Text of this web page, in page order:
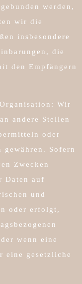
werden,
wir die
insbesondere
die
den Empfängern
Wir
andere Stellen
oder
Sofern
Zwecken
Daten auf
und
oder erfolgt,
wenn eine
eine gesetzliche